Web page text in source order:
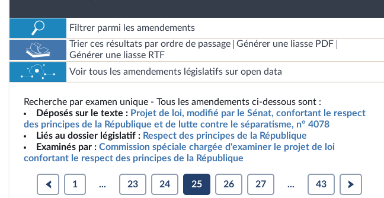
Filtrer parmi les amendements
Trier ces résultats par ordre de passage
Générer une liasse PDF
Générer une liasse RTF
Voir tous les amendements législatifs sur open data
Recherche par examen unique - Tous les amendements ci-dessous sont :
Déposés sur le texte : Projet de loi, modifié par le Sénat, confortant le respect
des principes de la République et de lutte contre le séparatisme, n° 4078
Liés au dossier législatif : Respect des principes de la République
Examinés par : Commission spéciale chargée d'examiner le projet de loi
confortant le respect des principes de la République
1 ... 23 24 25 26 27 ... 43